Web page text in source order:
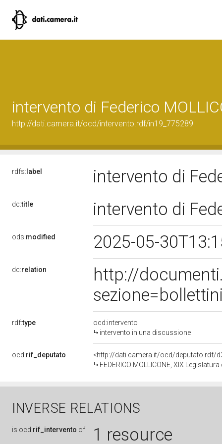
intervento di Federico
http://dati.camera.it/ocd/intervento.rdf/in19_775289
rdfs: label intervento di
dc:title intervento di
ods:modified 2025-05-
dc:relation
http://
rdf:type
ocd:intervento
intervento in una discussione
ocd:rif_deputato
<http://dati.camera.it/ocd/deputato.rdf/
FEDERICO MOLLICONE, XIX
INVERSE RELATIONS
is ocd:rif_intervento of 1 resource